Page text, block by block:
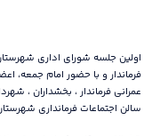
فرماندار و با حضور امام جمعه،
عمرانی فرماندار ، بخشداران ،
سالن اجتماعات فرمانداری